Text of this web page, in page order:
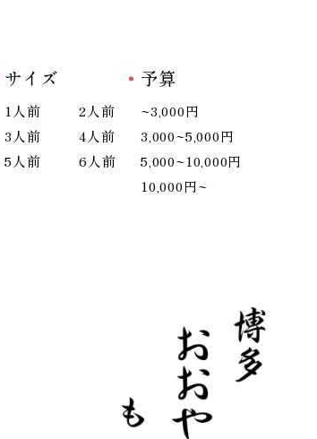
サイズ
1人前
2人前
3人前
4人前
5人前
6人前
予算
~3,000円
3,000~5,000円
5,000~10,000円
10,000円~